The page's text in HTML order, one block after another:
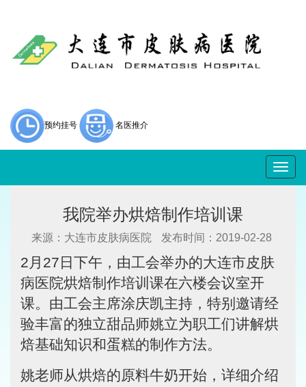
预约挂号 名医推介
我院举办烘焙制作培训课
来源：大连市皮肤病医院 发布时间：2019-02-28
2月27日下午，由工会举办的大连市皮肤
病医院烘焙制作培训课在六楼会议室开
课。由工会主席涂庆凯主持，特别邀请经
验丰富的独立甜品师姚立为职工们讲解烘
焙基础知识和蛋糕的制作方法。
姚老师从烘焙的原料牛奶开始，详细介绍